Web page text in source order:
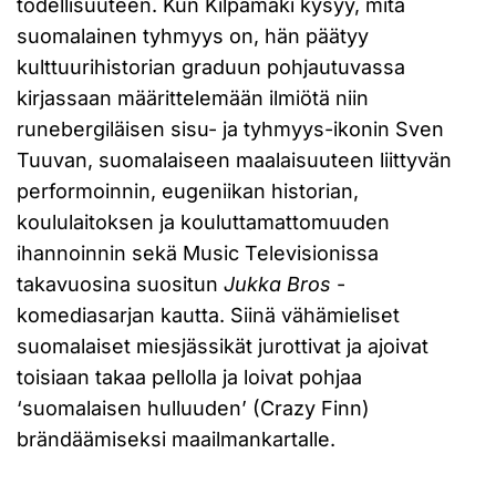
todellisuuteen. Kun Kilpamäki kysyy, mitä
suomalainen tyhmyys on, hän päätyy
kulttuurihistorian graduun pohjautuvassa
kirjassaan määrittelemään ilmiötä niin
runebergiläisen sisu- ja tyhmyys-ikonin Sven
Tuuvan, suomalaiseen maalaisuuteen liittyvän
performoinnin, eugeniikan historian,
koululaitoksen ja kouluttamattomuuden
ihannoinnin sekä Music Televisionissa
takavuosina suositun Jukka Bros -
komediasarjan kautta. Siinä vähämieliset
suomalaiset miesjässikät jurottivat ja ajoivat
toisiaan takaa pellolla ja loivat pohjaa
‘suomalaisen hulluuden’ (Crazy Finn)
brändäämiseksi maailmankartalle.